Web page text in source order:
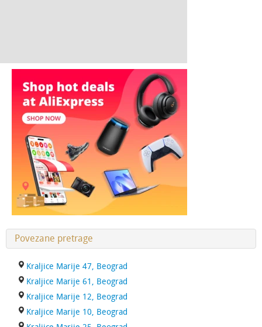
Povezane pretrage
Kraljice Marije 47, Beograd
Kraljice Marije 61, Beograd
Kraljice Marije 12, Beograd
Kraljice Marije 10, Beograd